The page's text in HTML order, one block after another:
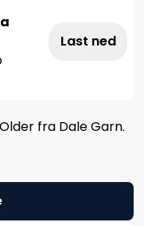
Last ned
fra Dale Garn.